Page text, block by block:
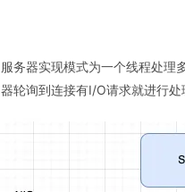
务器实现模式为一个线程处理
器轮询到连接有I/O请求就进行处